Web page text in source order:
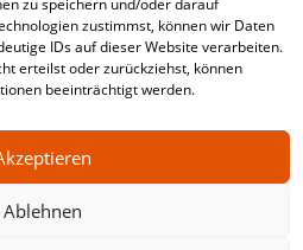
zu speichern und/oder darauf
zustimmst, können wir Daten
IDs auf dieser Website verarbeiten.
erteilst oder zurückziehst, können
beeinträchtigt werden.
Ablehnen